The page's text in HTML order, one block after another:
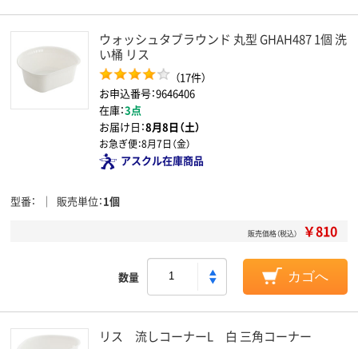
ウォッシュタブラウンド 丸型 GHAH487 1個 洗
い桶 リス
（17件）
お申込番号：9646406
在庫：3点
お届け日：8月8日（土）
お急ぎ便：8月7日（金）
アスクル在庫商品
型番 販売単位 1個
販売価格（税込） ￥810
数量 カゴへ
リス 流しコーナーL 白 三角コーナー